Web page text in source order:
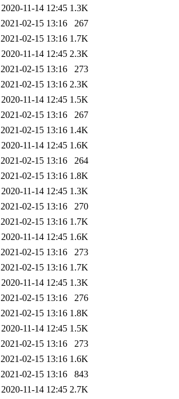
2020-11-14 12:45 1.3K
2021-02-15 13:16
267
2021-02-15 13:16 1.7K
2020-11-14 12:45 2.3K
2021-02-15 13:16
273
2021-02-15 13:16 2.3K
2020-11-14 12:45 1.5K
2021-02-15 13:16
267
2021-02-15 13:16 1.4K
2020-11-14 12:45 1.6K
2021-02-15 13:16
264
2021-02-15 13:16 1.8K
2020-11-14 12:45 1.3K
2021-02-15 13:16
270
2021-02-15 13:16 1.7K
2020-11-14 12:45 1.6K
2021-02-15 13:16
273
2021-02-15 13:16 1.7K
2020-11-14 12:45 1.3K
2021-02-15 13:16
276
2021-02-15 13:16 1.8K
2020-11-14 12:45 1.5K
2021-02-15 13:16
273
2021-02-15 13:16 1.6K
2021-02-15 13:16
843
2020-11-14 12:45 2.7K